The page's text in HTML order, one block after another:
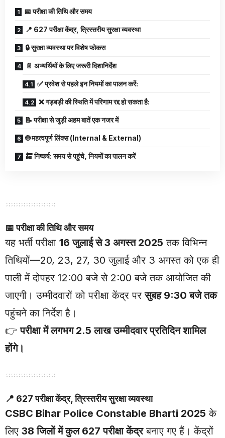
📅 परीक्षा की तिथि और समय
📍 627 परीक्षा केंद्र, त्रिस्तरीय सुरक्षा व्यवस्था
🔒 सुरक्षा व्यवस्था पर विशेष फोकस
📄 अभ्यर्थियों के लिए जरूरी दिशानिर्देश
✅ प्रवेश से पहले इन नियमों का पालन करें:
❌ गड़बड़ी की स्थिति में परिणाम रद्द हो सकता है:
📝 परीक्षा से जुड़ी अहम बातें एक नजर में
🌐 महत्वपूर्ण लिंक्स (Internal & External)
🔚 निष्कर्ष: समय से पहुंचे, नियमों का पालन करें
📅परीक्षा की तिथि और समय
यह भर्ती परीक्षा 16 जुलाई से 3 अगस्त 2025 तक विभिन्न
तिथियों—20, 23, 27, 30 जुलाई और 3 अगस्त को एक ही
पाली में दोपहर 12:00 बजे से 2:00 बजे तक आयोजित की
जाएगी। उम्मीदवारों को परीक्षा केंद्र परसुबह 9:30 बजे तक
पहुंचने का निर्देश है।
👉परीक्षा में लगभग 2.5 लाख उम्मीदवार प्रतिदिन शामिल
होंगे।
📍 627 परीक्षा केंद्र, त्रिस्तरीय सुरक्षा व्यवस्था
CSBC Bihar Police Constable Bharti 2025 के
लिए 38 जिलों में कुल 627 परीक्षा केंद्रबनाए गए हैं। केंद्रों